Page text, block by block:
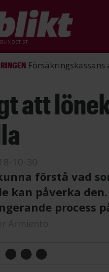
ST
förlorade mål mot
att
förstå vad
kan påverka
process